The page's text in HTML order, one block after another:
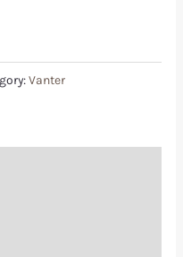
Vanter